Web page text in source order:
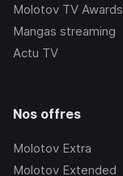
Molotov TV Awards
Mangas streaming
Actu TV
Nos offres
Molotov Extra
Molotov Extended